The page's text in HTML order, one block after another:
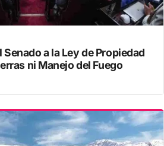
a la Ley de Propiedad
ni Manejo del Fuego